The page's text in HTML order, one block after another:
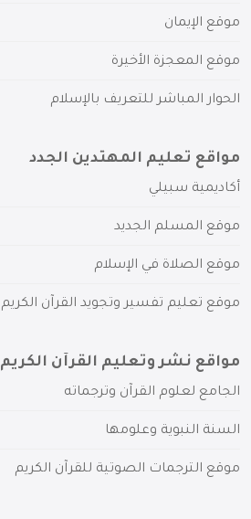
موقع الإيمان
موقع المعجزة الأخيرة
الحوار المباشر للتعريف بالإسلام
مواقع تعليم المهتدين الجدد
أكاديمية سبيلي
موقع المسلم الجديد
موقع الصلاة في الإسلام
موقع تعليم تفسير وتجويد القرآن الكريم
مواقع نشر وتعليم القرآن الكريم
الجامع لعلوم القرآن وترجماته
السنة النبوية وعلومها
موقع الترجمات الصوتية للقرآن الكريم